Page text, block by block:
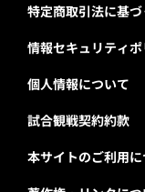
特定商取引法に基
情報セキュリティ
個人情報について
試合観戦契約約款
本サイトのご利用